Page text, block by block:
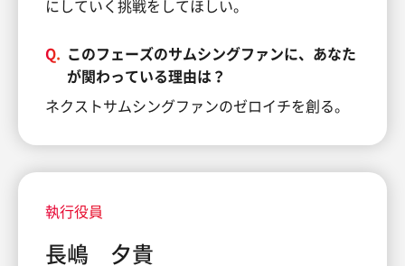
にしていく挑戦をしてほしい。
Q.
このフェーズのサムシングファンに、あなた
が関わっている理由は？
ネクストサムシングファンのゼロイチを創る。
執行役員
長嶋 夕貴